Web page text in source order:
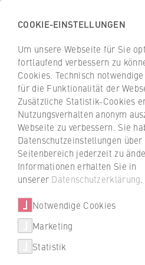
Z
u
ü
k
u
S
a
H
c
h
s
c
h
u
l
e
f
r
W
i
r
Z
u
r
ü
c
k
z
u
r
t
a
t
Über uns
Prof. Dr.
FB 5 Polizei und
Professur für Kriminologie
Pro- und Studiendekan am
COOKIE-EINSTELLUNGEN
Um unsere Webseite für Sie
fortlaufend verbessern zu
Cookies. Technisch
für die Funktionalität der
Zusätzliche Statistik-Cookies
Nutzungsverhalten anonym
Webseite zu verbessern. Sie
Datenschutzeinstellungen
Seitenbereich jederzeit zu
Informationen erhalten Sie in
unserer Datenschutzerklärung
Notwendige Cookies
Marketing
Statistik